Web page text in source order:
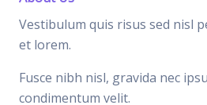
Vestibulum quis risus sed nisl
et lorem.
Fusce nibh nisl, gravida nec
condimentum velit.